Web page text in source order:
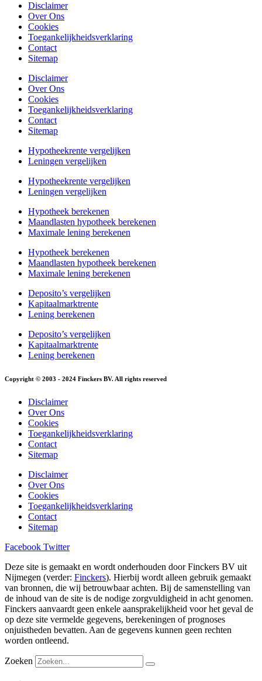
Disclaimer
Over Ons
Cookies
Toegankelijkheidsverklaring
Contact
Sitemap
Disclaimer
Over Ons
Cookies
Toegankelijkheidsverklaring
Contact
Sitemap
Hypotheekrente vergelijken
Leningen vergelijken
Hypotheekrente vergelijken
Leningen vergelijken
Hypotheek berekenen
Maandlasten hypotheek berekenen
Maximale lening berekenen
Hypotheek berekenen
Maandlasten hypotheek berekenen
Maximale lening berekenen
Deposito’s vergelijken
Kapitaalmarktrente
Lening berekenen
Deposito’s vergelijken
Kapitaalmarktrente
Lening berekenen
Copyright © 2003 - 2024 Finckers BV. All rights reserved
Disclaimer
Over Ons
Cookies
Toegankelijkheidsverklaring
Contact
Sitemap
Disclaimer
Over Ons
Cookies
Toegankelijkheidsverklaring
Contact
Sitemap
Facebook Twitter
Deze site is gemaakt en wordt onderhouden door Finckers BV uit
Nijmegen (verder: Finckers). Hierbij wordt alleen gebruik gemaakt
van bronnen, die wij betrouwbaar achten. Bij de samenstelling van
de inhoud van de site is de nodige zorgvuldigheid in acht genomen.
Finckers aanvaardt geen enkele aansprakelijkheid voor het geval de
op deze site vermelde gegevens, berekeningen of prognoses
onjuistheden bevatten. Aan de gegevens kunnen geen rechten
worden ontleend.
Zoeken